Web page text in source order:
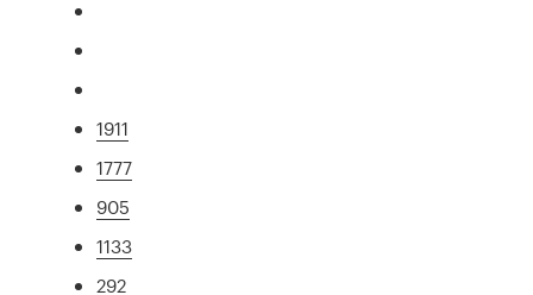
1911
1777
905
1133
292